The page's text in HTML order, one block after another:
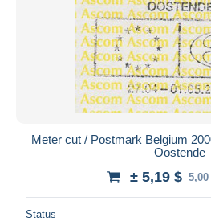
Meter cut / Postmark Belgium
Oostende
± 5,19 $ 5,00
Status